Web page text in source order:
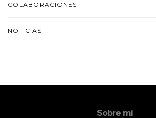
COLABORACIONES
NOTICIAS
Sobre mí